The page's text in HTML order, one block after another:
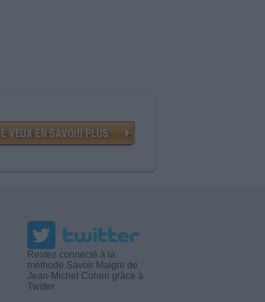
Restez connecté à la
méthode Savoir Maigrir de
Jean-Michel Cohen grâce à
Twitter